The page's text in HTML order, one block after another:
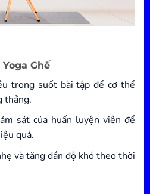
Ghế
trong suốt bài tập để cơ thể
thẳng.
sát của huấn luyện viên để
quả.
và tăng dần độ khó theo thời